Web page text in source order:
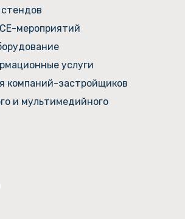
мероприятий
услуги
компаний-застройщиков
и мультимедийного